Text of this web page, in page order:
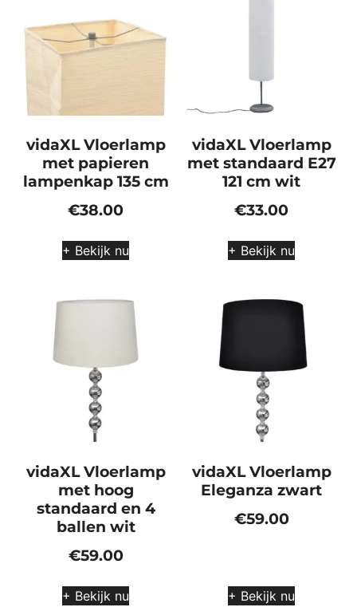
vidaXL Vloerlamp
met papieren
lampenkap 135 cm
€38.00
+ Bekijk nu
vidaXL Vloerlamp
met standaard E27
121 cm wit
€33.00
+ Bekijk nu
vidaXL Vloerlamp
met hoog
standaard en 4
ballen wit
€59.00
+ Bekijk nu
vidaXL Vloerlamp
Eleganza zwart
€59.00
+ Bekijk nu